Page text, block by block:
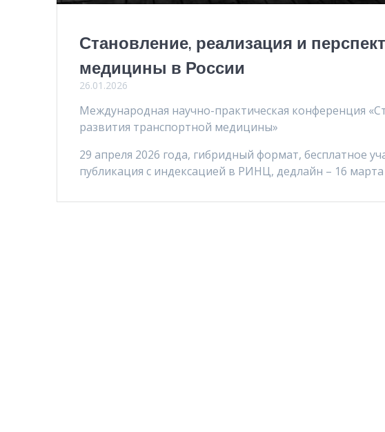
Становление, реализация и
медицины в России
26.01.2026
Международная научно-практическая конференция
развития транспортной медицины»
29 апреля 2026 года, гибридный формат, бесплатное
публикация с индексацией в РИНЦ, дедлайн – 16 марта